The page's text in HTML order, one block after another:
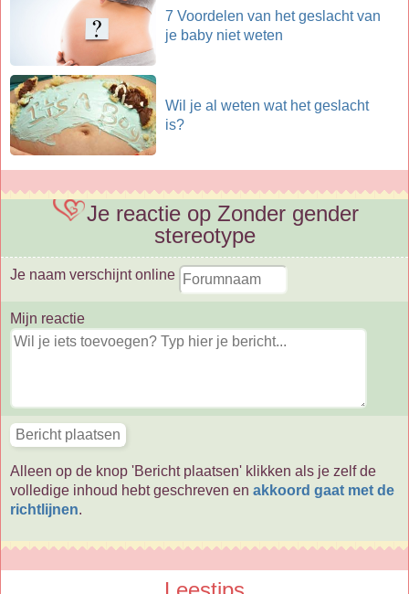
7 Voordelen van het geslacht van
je baby niet weten
Wil je al weten wat het geslacht
is?
Je reactie op Zonder gender
stereotype
Je naam verschijnt online
Mijn reactie
Alleen op de knop 'Bericht plaatsen' klikken als je zelf de
volledige inhoud hebt geschreven en akkoord gaat met de
richtlijnen.